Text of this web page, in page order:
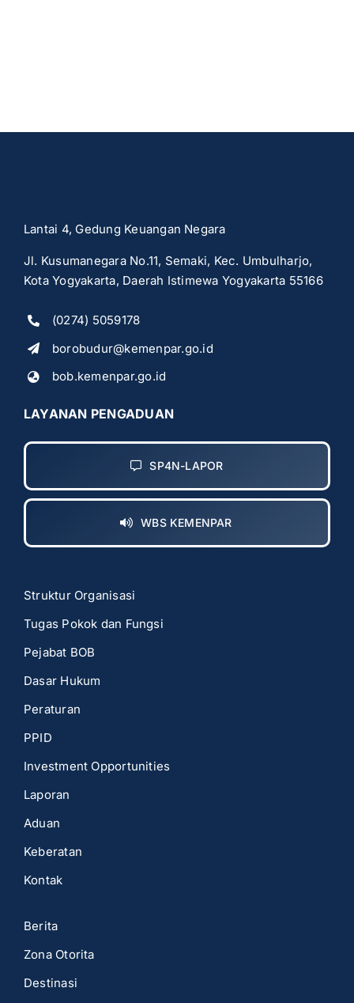
Lantai 4, Gedung Keuangan Negara
Jl. Kusumanegara No.11, Semaki, Kec. Umbulharjo,
Kota Yogyakarta, Daerah Istimewa Yogyakarta 55166
(0274) 5059178
borobudur@kemenpar.go.id
bob.kemenpar.go.id
LAYANAN PENGADUAN
SP4N-LAPOR
WBS KEMENPAR
Struktur Organisasi
Tugas Pokok dan Fungsi
Pejabat BOB
Dasar Hukum
Peraturan
PPID
Investment Opportunities
Laporan
Aduan
Keberatan
Kontak
Berita
Zona Otorita
Destinasi